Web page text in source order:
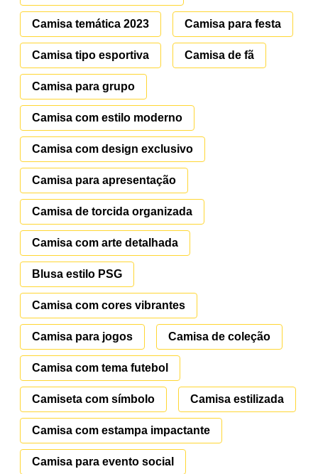
Camisa temática 2023 Camisa para festa
Camisa tipo esportiva Camisa de fã
Camisa para grupo
Camisa com estilo moderno
Camisa com design exclusivo
Camisa para apresentação
Camisa de torcida organizada
Camisa com arte detalhada
Blusa estilo PSG
Camisa com cores vibrantes
Camisa para jogos Camisa de coleção
Camisa com tema futebol
Camiseta com símbolo Camisa estilizada
Camisa com estampa impactante
Camisa para evento social